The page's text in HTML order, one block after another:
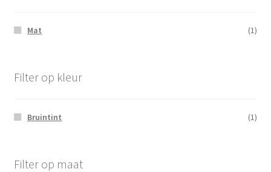
Mat (1)
Filter op kleur
Bruintint (1)
Filter op maat